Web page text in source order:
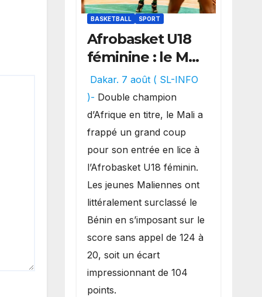
BASKETBALL SPORT
Afrobasket U18
féminine : le Mali
réalise un
véritable festival
offensif et
inflige une
lourde défaite
au Bénin.
Dakar. 7 août ( SL-INFO
)- Double champion
d’Afrique en titre, le Mali a
frappé un grand coup
pour son entrée en lice à
l’Afrobasket U18 féminin.
Les jeunes Maliennes ont
littéralement surclassé le
Bénin en s’imposant sur le
score sans appel de 124 à
20, soit un écart
impressionnant de 104
points.